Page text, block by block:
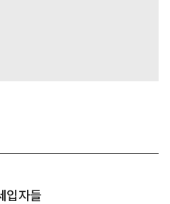
입자들